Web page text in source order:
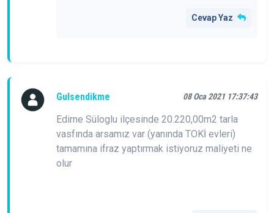
Cevap Yaz
Gulsendikme 08 Oca 2021 17:37:43
Edirne Süloglu ilçesinde 20.220,00m2 tarla
vasfında arsamız var (yanında TOKİ evleri)
tamamına ifraz yaptırmak istiyoruz maliyeti ne
olur